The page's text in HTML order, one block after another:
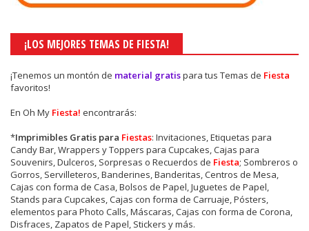
¡LOS MEJORES TEMAS DE FIESTA!
¡Tenemos un montón de material gratispara tus Temas de Fiesta
favoritos!
En Oh My Fiesta! encontrarás:
*Imprimibles Gratis para Fiestas: Invitaciones, Etiquetas para
Candy Bar, Wrappers y Toppers para Cupcakes, Cajas para
Souvenirs, Dulceros, Sorpresas o Recuerdos de Fiesta; Sombreros o
Gorros, Servilleteros, Banderines, Banderitas, Centros de Mesa,
Cajas con forma de Casa, Bolsos de Papel, Juguetes de Papel,
Stands para Cupcakes, Cajas con forma de Carruaje, Pósters,
elementos para Photo Calls, Máscaras, Cajas con forma de Corona,
Disfraces, Zapatos de Papel, Stickers y más.